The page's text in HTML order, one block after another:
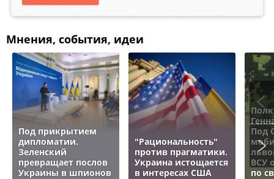
Мнения, события, идеи
Под прикрытием
дипломатии.
Зеленский
превращает послов
Украины в шпионов
"Рациональность"
против прагматики.
Украина истощается
в интересах США
Под
ВСУ
по